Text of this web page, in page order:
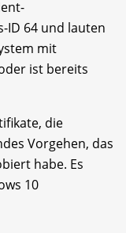
ID 64 und lauten
mit
ist bereits
die
Vorgehen, das
habe. Es
10